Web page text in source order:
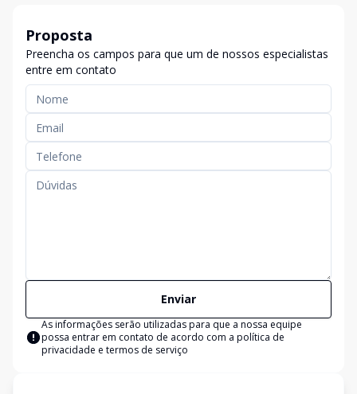
Proposta
Preencha os campos para que um de nossos especialistas
entre em contato
Enviar
As informações serão utilizadas para que a nossa equipe
possa entrar em contato de acordo com a política de
privacidade e termos de serviço